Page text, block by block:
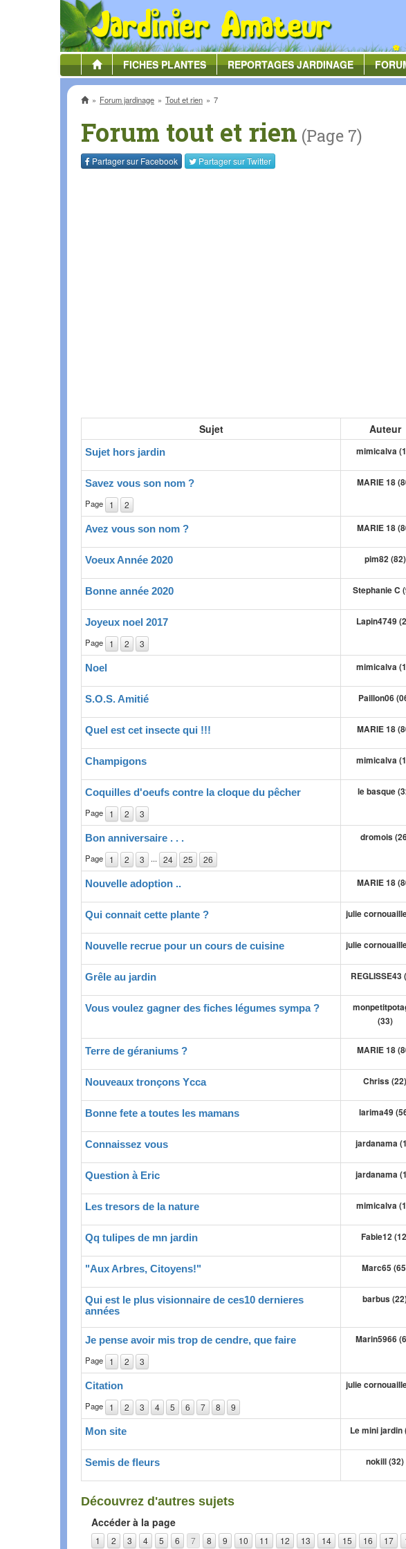
FICHESPLANTES REPORTAGESJARDINAGE
AccueilForum jardinage Tout et rien 7
Forum tout et rien (Page 7)
Partager sur Facebook Partager surTwitter
Sujet Auteur
Sujet hors jardin mimicalva
Savez vous son nom ?
Page 1 2
MARIE 18
Avez vous son nom ? MARIE 18
Voeux Année 2020 pim82 (82)
Bonne année 2020 Stephanie C
Joyeux noel 2017
Page 1 2 3
Lapin4749
Noel mimicalva
S.O.S. Amitié Paillon06
Quel est cet insecte qui !!! MARIE 18
Champigons mimicalva
Coquilles d'oeufs contre la cloque du pêcher
Page 1 2 3
le basque
Bon anniversaire . . .
Page 1 2 3 ... 24 25 26
dromois
Nouvelle adoption .. MARIE 18
Qui connait cette plante ? julie
Nouvelle recrue pour un cours de cuisine julie
Grêle au jardin REGLISSE43
Vous voulez gagner des fiches légumes sympa ?
(33)
Terre de géraniums ? MARIE 18
Nouveaux tronçons Ycca Chriss (22)
Bonne fete a toutes les mamans larima49
Connaissez vous jardanama
Question à Eric jardanama
Les tresors de la nature mimicalva
Qq tulipes de mn jardin Fabie12
"Aux Arbres, Citoyens!" Marc65
Qui est le plus visionnaire de ces10 dernieres
années
barbus
Je pense avoir mis trop de cendre, que faire
Page 1 2 3
Marin5966
Citation
Page 1 2 3 4 5 6 7 8 9
julie
Mon site Le mini jardin
Semis de fleurs nokill (32)
Découvrez d'autres sujets
Accéder à la page
1 2 3 4 5 6 7 8 9 10 11 12 13 14 15 16 17